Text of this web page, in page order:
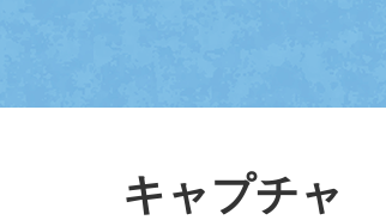
キャプチャ